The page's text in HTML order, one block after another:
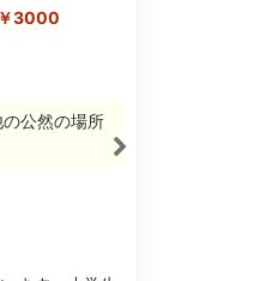
￥3000
公然の場所